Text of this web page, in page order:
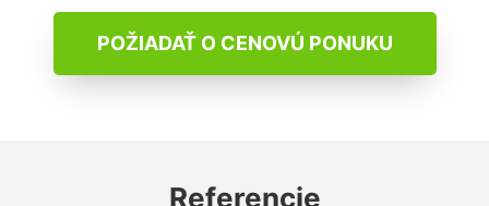
POŽIADAŤ O CENOVÚ PONUKU
Referencie